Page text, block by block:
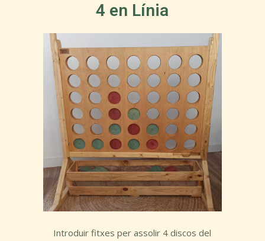
4 en Línia
Introduir fitxes per assolir 4 discos del